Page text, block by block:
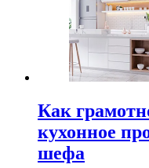
Как
кухонное
шефа